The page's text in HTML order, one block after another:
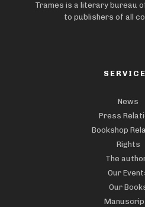
Trames is a literary bureau
to publishers of all
News
Press
Bookshop
Rights
The
Our
Our